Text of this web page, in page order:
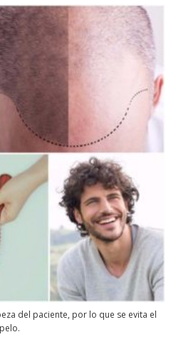
del paciente, por lo que se evita el